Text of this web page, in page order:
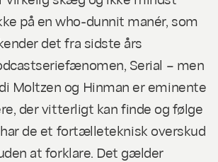
på en who-dunnit manér, som
det fra sidste års
Serial – men
Moltzen og Hinman er eminente
der vitterligt kanfinde og følge
de et fortælleteknisk overskud
at forklare. Det gælder